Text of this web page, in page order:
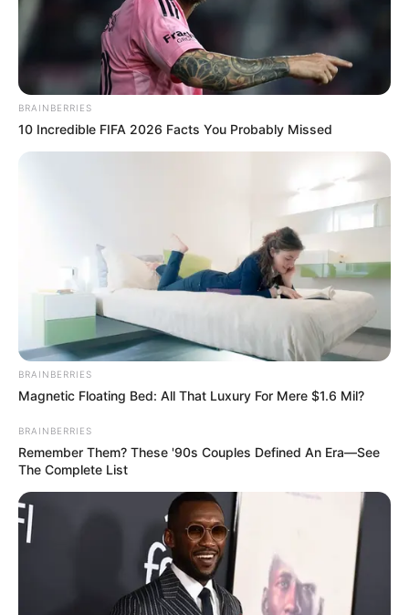
BRAINBERRIES
10 Incredible FIFA 2026 Facts You Probably Missed
BRAINBERRIES
Magnetic Floating Bed: All That Luxury For Mere $1.6 Mil?
BRAINBERRIES
Remember Them? These '90s Couples Defined An Era—See
The Complete List